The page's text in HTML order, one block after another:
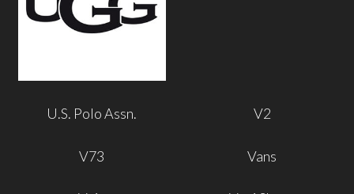
U.S. Polo Assn. V2
V73 Vans